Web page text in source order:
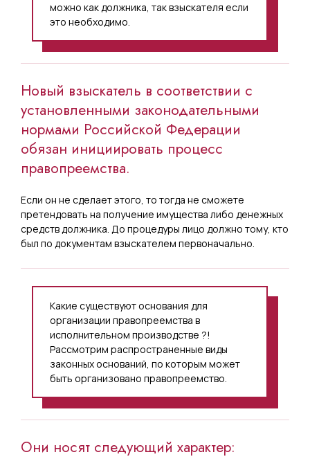
можно как должника, так взыскателя если
это необходимо.
Новый взыскатель в соответствии с
установленными законодательными
нормами Российской Федерации
обязан инициировать процесс
правопреемства.
Если он не сделает этого, то тогда не сможете
претендовать на получение имущества либо денежных
средств должника. До процедуры лицо должно тому, кто
был по документам взыскателем первоначально.
Какие существуют основания для
организации правопреемства в
исполнительном производстве ?!
Рассмотрим распространенные виды
законных оснований, по которым может
быть организовано правопреемство.
Они носят следующий характер: